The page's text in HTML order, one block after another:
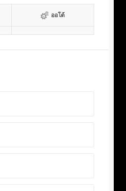
ออโต้